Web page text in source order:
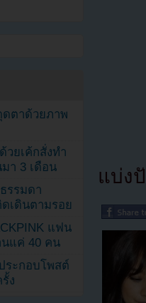
แบ่ง
ตาด้วยภาพ
วยเค้กสั่งทำ
า 3 เดือน
รรมดา
เดินตามรอย
แฟน
แค่ 40 คน
ระกอบโพสต์
ง